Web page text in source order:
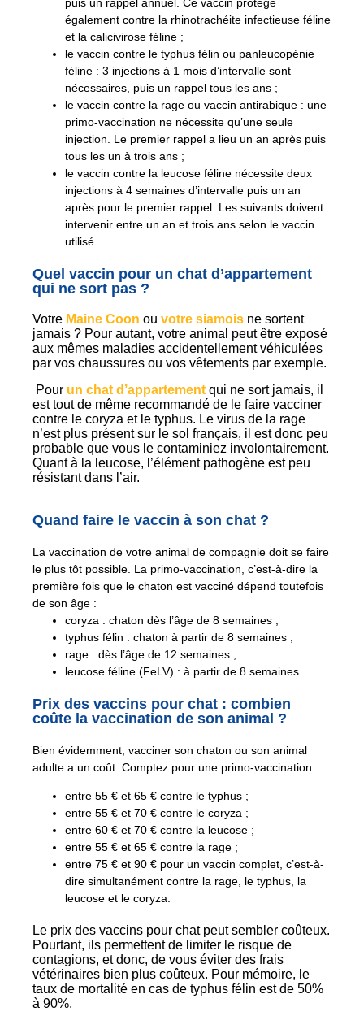
puis un rappel annuel. Ce vaccin protège
également contre la rhinotrachéite infectieuse féline
et la calicivirose féline ;
le vaccin contre le typhus félin ou panleucopénie
féline : 3 injections à 1 mois d’intervalle sont
nécessaires, puis un rappel tous les ans ;
le vaccin contre la rage ou vaccin antirabique : une
primo-vaccination ne nécessite qu’une seule
injection. Le premier rappel a lieu un an après puis
tous les un à trois ans ;
le vaccin contre la leucose féline nécessite deux
injections à 4 semaines d’intervalle puis un an
après pour le premier rappel. Les suivants doivent
intervenir entre un an et trois ans selon le vaccin
utilisé.
Quel vaccin pour un chat d’appartement
qui ne sort pas ?
Votre Maine Coon ou votre siamois ne sortent
jamais ? Pour autant, votre animal peut être exposé
aux mêmes maladies accidentellement véhiculées
par vos chaussures ou vos vêtements par exemple.
Pour un chat d’appartement qui ne sort jamais, il
est tout de même recommandé de le faire vacciner
contre le coryza et le typhus. Le virus de la rage
n’est plus présent sur le sol français, il est donc peu
probable que vous le contaminiez involontairement.
Quant à la leucose, l’élément pathogène est peu
résistant dans l’air.
Quand faire le vaccin à son chat ?
La vaccination de votre animal de compagnie doit se faire
le plus tôt possible. La primo-vaccination, c’est-à-dire la
première fois que le chaton est vacciné dépend toutefois
de son âge :
coryza : chaton dès l’âge de 8 semaines ;
typhus félin : chaton à partir de 8 semaines ;
rage : dès l’âge de 12 semaines ;
leucose féline (FeLV) : à partir de 8 semaines.
Prix des vaccins pour chat : combien
coûte la vaccination de son animal ?
Bien évidemment, vacciner son chaton ou son animal
adulte a un coût. Comptez pour une primo-vaccination :
entre 55 € et 65 € contre le typhus ;
entre 55 € et 70 € contre le coryza ;
entre 60 € et 70 € contre la leucose ;
entre 55 € et 65 € contre la rage ;
entre 75 € et 90 € pour un vaccin complet, c’est-à-
dire simultanément contre la rage, le typhus, la
leucose et le coryza.
Le prix des vaccins pour chat peut sembler coûteux.
Pourtant, ils permettent de limiter le risque de
contagions, et donc, de vous éviter des frais
vétérinaires bien plus coûteux. Pour mémoire, le
taux de mortalité en cas de typhus félin est de 50%
à 90%.